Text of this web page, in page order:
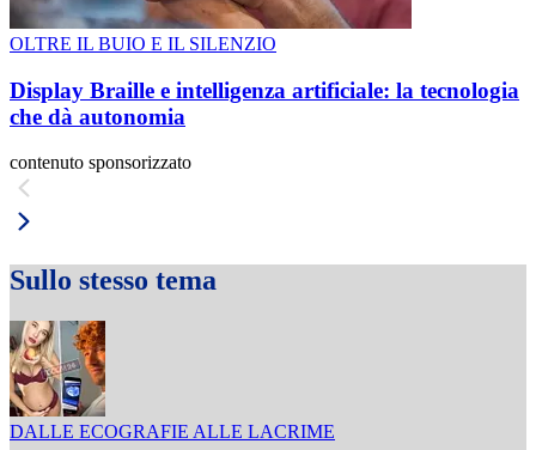
OLTRE IL BUIO E IL SILENZIO
Display Braille e intelligenza artificiale: la tecnologia
che dà autonomia
contenuto sponsorizzato
Sullo stesso tema
DALLE ECOGRAFIE ALLE LACRIME